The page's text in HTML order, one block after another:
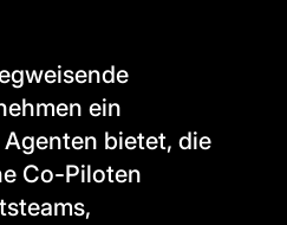
ein
bietet, die
Co-Piloten